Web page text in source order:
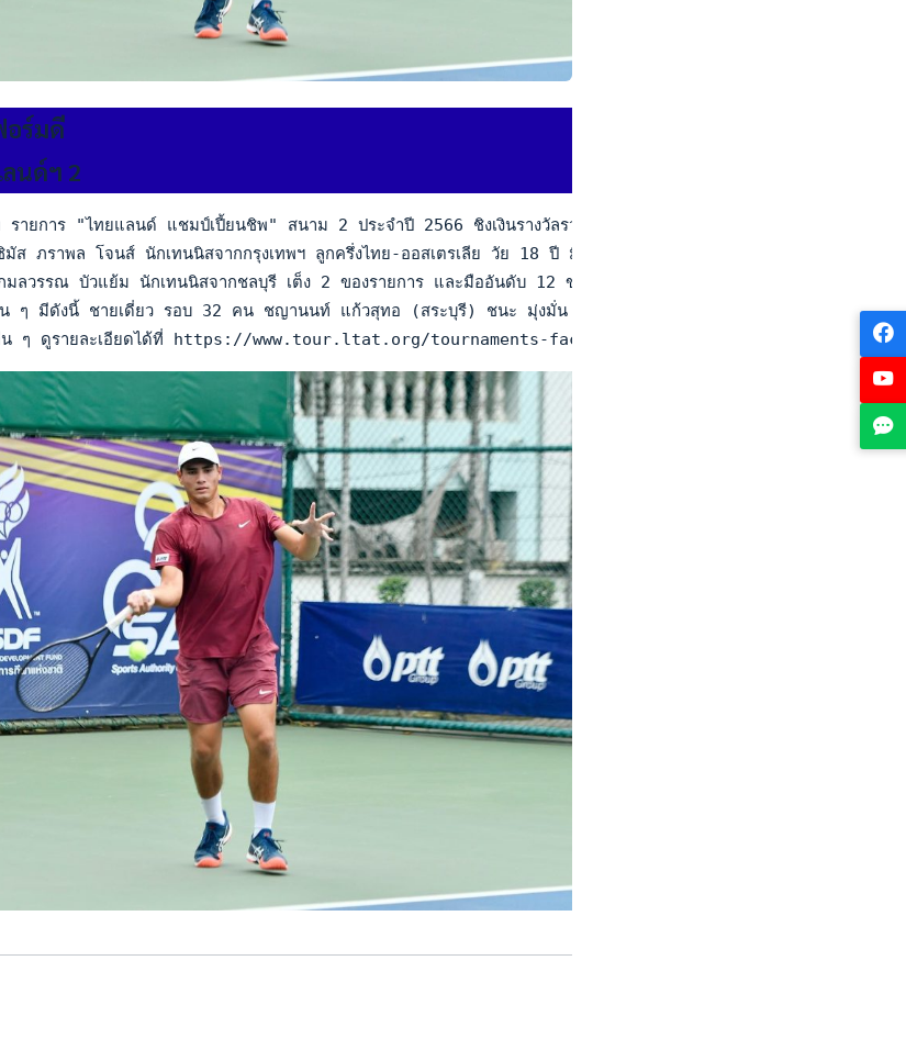
ร์มดี
นด์ฯ 2
ายการ "ไทยแลนด์ แชมป์เปี้ยนชิพ" สนาม 2 ประจำปี 2566 ชิงเงินรางวัลรวม 600,000 บาท ณ ศูนย์พัฒนากีฬาเทนนิ
ส ภราพล โจนส์ นักเทนนิสจากกรุงเทพฯ ลูกครึ่งไทย-ออสเตรเลีย วัย 18 ปี มืออันดับ 5 ของไทย และเต็ง 1 ของร
ลวรรณ บัวแย้ม นักเทนนิสจากชลบุรี เต็ง 2 ของรายการ และมืออันดับ 12 ของไทย ใช้การหวดที่เฉียบขาด เอาชนะ
ๆ มีดังนี้ ชายเดี่ยว รอบ 32 คน ชญานนท์ แก้วสุทอ (สระบุรี) ชนะ มุ่งมั่น โอมอารักษ์ (นครศรีธรรมราช) 6-2,
ๆ ดูรายละเอียดได้ที่ https://www.tour.ltat.org/tournaments-factsheet-acceptance-